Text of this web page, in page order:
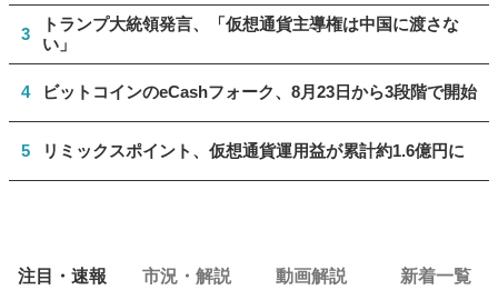
3
トランプ大統領発言、「仮想通貨主導権は中国に渡さな
い」
4 ビットコインのeCashフォーク、8月23日から3段階で開始
5 リミックスポイント、仮想通貨運用益が累計約1.6億円に
注目・速報 市況・解説 動画解説 新着一覧